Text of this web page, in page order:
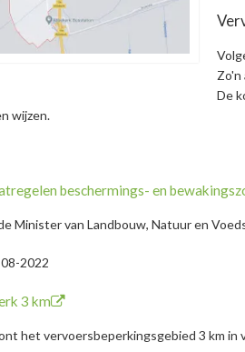
Zo'n
De
wijzen.
beschermings- en
Minister van Landbouw, Natuur en
2022
3 km
het vervoersbeperkingsgebied 3 km